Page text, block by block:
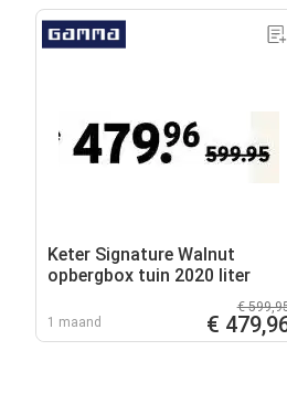
Keter Signature Walnut
opbergbox tuin 2020 liter
1 maand
€
€